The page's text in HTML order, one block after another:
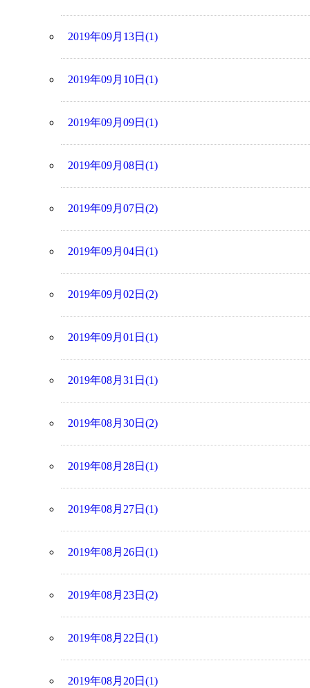
2019年09月13日(1)
2019年09月10日(1)
2019年09月09日(1)
2019年09月08日(1)
2019年09月07日(2)
2019年09月04日(1)
2019年09月02日(2)
2019年09月01日(1)
2019年08月31日(1)
2019年08月30日(2)
2019年08月28日(1)
2019年08月27日(1)
2019年08月26日(1)
2019年08月23日(2)
2019年08月22日(1)
2019年08月20日(1)